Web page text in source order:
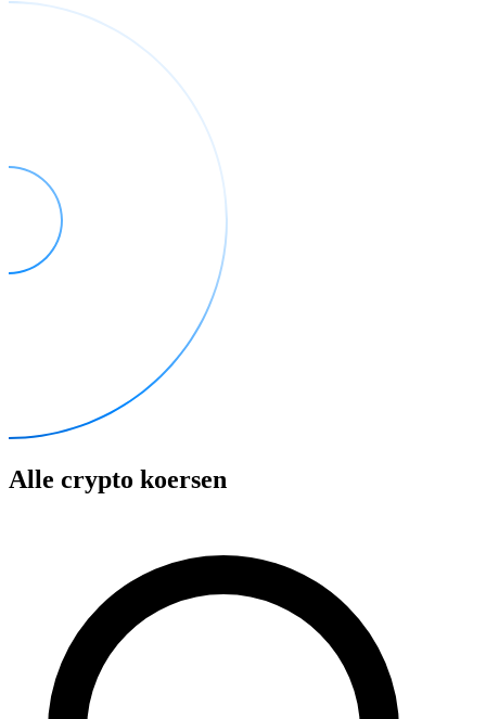
Alle crypto koersen